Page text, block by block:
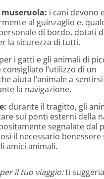
i cani devono
al guinzaglio e,
di bordo, dotati
la sicurezza di tutti.
per i gatti e gli animali di
l’utilizzo di un
aiuta l’animale a
la navigazione.
durante il tragitto, gli
sui ponti esterni della
segnalate dal
il necessario benessere
amici animali.
il tuo viaggio:ti